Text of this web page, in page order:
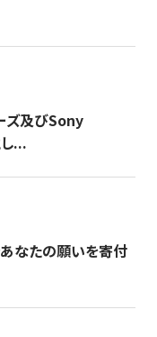
ズ及びSony
...
なたの願いを寄付